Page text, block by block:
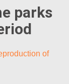
parks
of